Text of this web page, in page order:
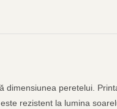
peretelui.
rezistent la lumina